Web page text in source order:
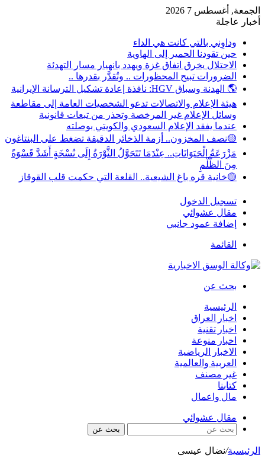
الجمعة, أغسطس 7 2026
أخبار عاجلة
وداوِني بالتي كانت هي الداء
حين تقودنا الحمير إلى الهاوية
الاحتلال يخرق اتفاق غزة ويهدد بانهيار مسار التهدئة
الضرورات تبيح المحظورات .. وتُقدَّر بقدرها ..
🌎 الهدنة وسباق HGV: نافذة إعادة تشكيل الترسانة الإيرانية
هيئة الإعلام والاتصالات تدعو الشخصيات العامة إلى مقاطعة
وسائل الإعلام غير المرخصة وتحذر من تبعات قانونية
عندما يفقد الإعلام السعودي والكويتي بوصلته
🟡نصف المخزون.. أزمة الذخائر الدقيقة تضغط على البنتاغون
مَزْرَعَةُ الْحَيَوَانَاتِ.. عِنْدَمَا تَتَحَوَّلُ الثَّوْرَةُ إِلَى نُسْخَةٍ أَشَدَّ قَسْوَةً
مِنَ الظُّلْمِ
🟡خانية قره باغ الشيعية.. القلعة التي حكمت قلب القوقاز
تسجيل الدخول
مقال عشوائي
إضافة عمود جانبي
القائمة
بحث عن
الرئيسية
اخبار العراق
اخبار تقنية
اخبار منوعة
الاخبار الرياضية
العربية والعالمية
غير مصنف
كتابنا
مال واعمال
مقال عشوائي
بحث عن
الرئيسية/نضال عيسى